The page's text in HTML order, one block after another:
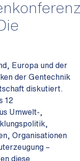
Europa und der
der Gentechnik
diskutiert.
12
Umwelt-,
Organisationen
–
diese